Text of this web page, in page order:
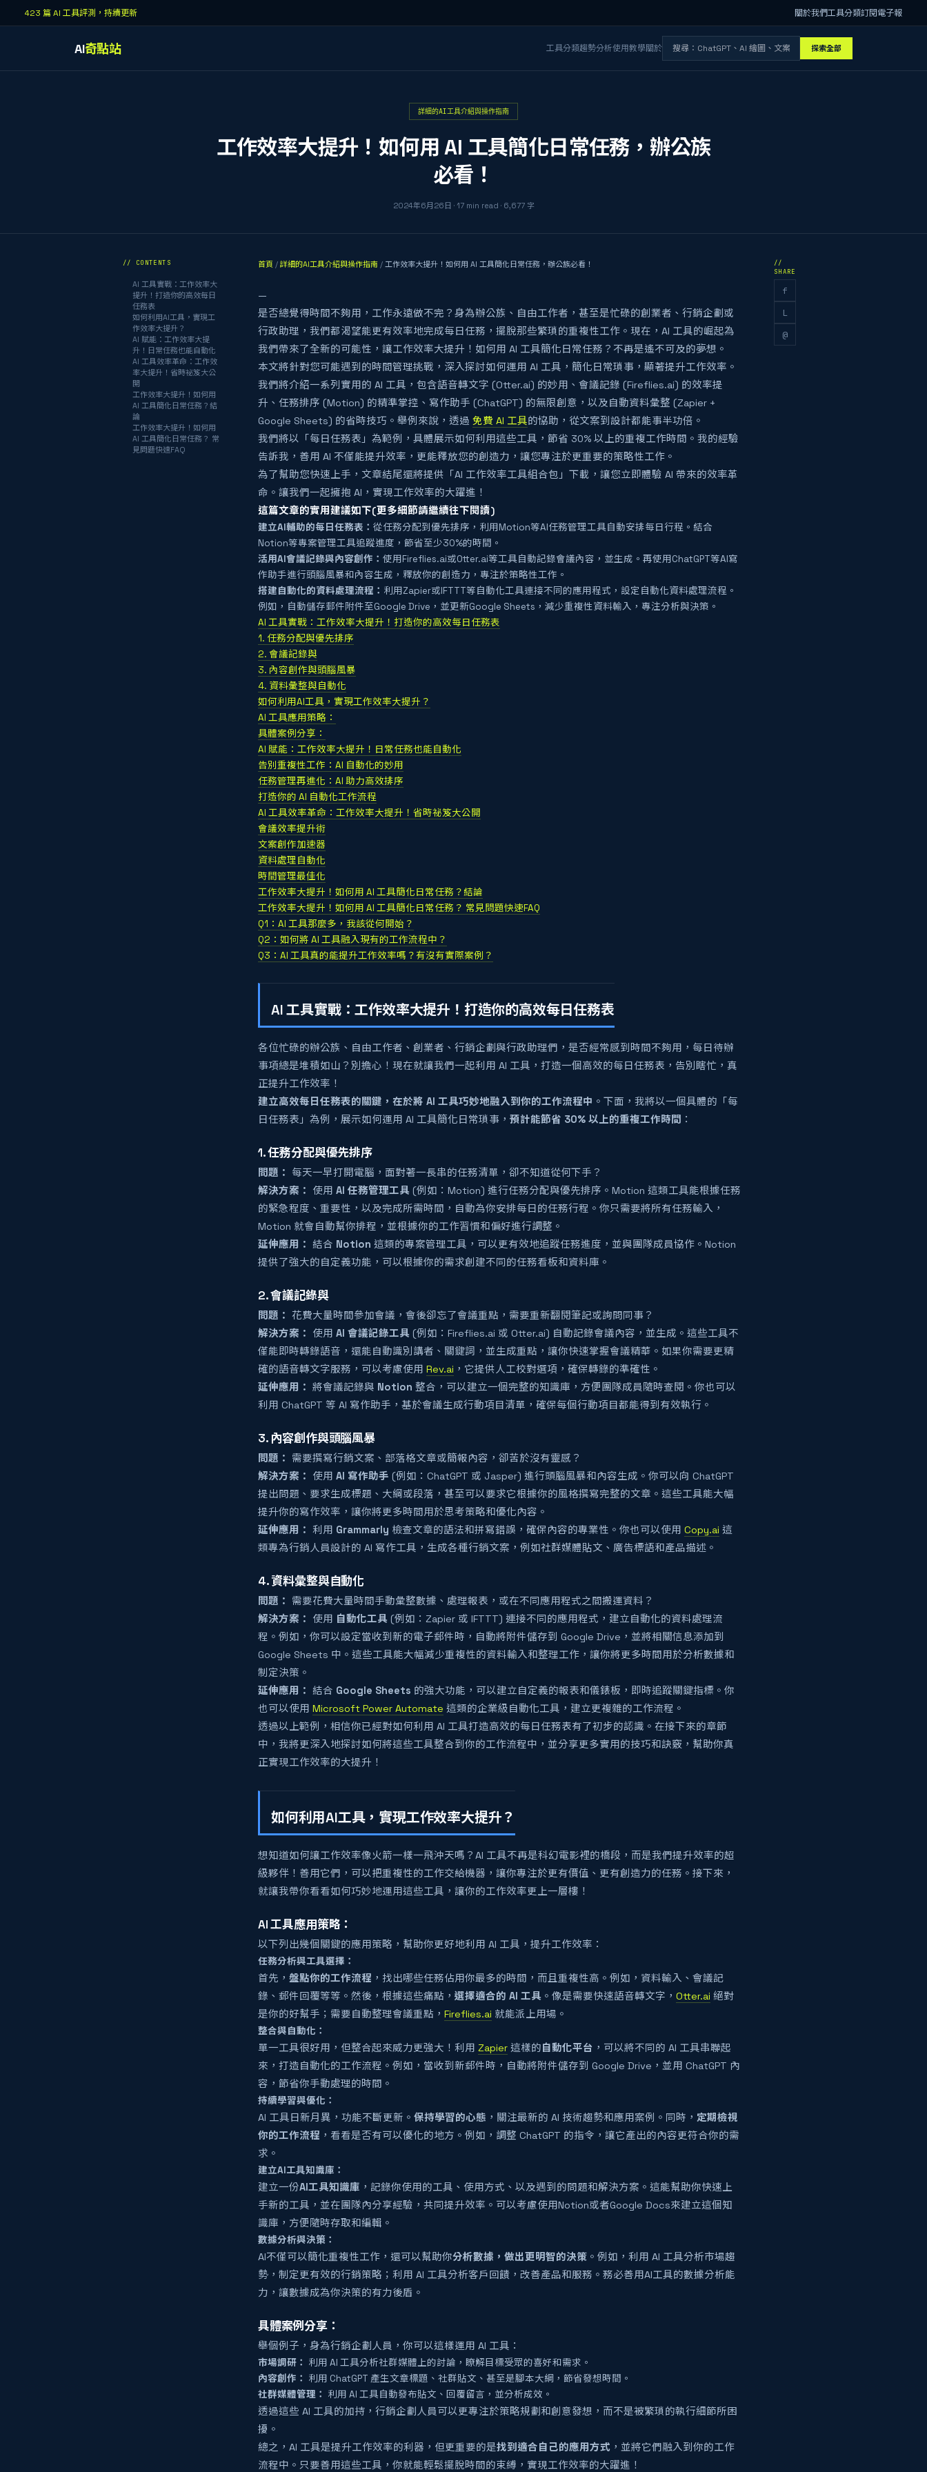
423 篇 AI 工具評測，持續更新 關於我們工具分類訂閱電子報
AI奇點站 工具分類趨勢分析使用教學關於 探索全部
詳細的AI工具介紹與操作指南
工作效率大提升！如何用 AI 工具簡化日常任務，辦公族
必看！
2024年6月26日 · 17min read · 6,677字
// CONTENTS
AI 工具實戰：工作效率大
提升！打造你的高效每日
任務表
如何利用AI工具，實現工
作效率大提升？
AI 賦能：工作效率大提
升！日常任務也能自動化
AI 工具效率革命：工作效
率大提升！省時祕笈大公
開
工作效率大提升！如何用
AI 工具簡化日常任務？結
論
工作效率大提升！如何用
AI 工具簡化日常任務？ 常
見問題快速FAQ
首頁 / 詳細的AI工具介紹與操作指南 / 工作效率大提升！如何用 AI 工具簡化日常任務，辦公族必看！
—
是否總覺得時間不夠用，工作永遠做不完？身為辦公族、自由工作者，甚至是忙碌的創業者、行銷企劃或
行政助理，我們都渴望能更有效率地完成每日任務，擺脫那些繁瑣的重複性工作。現在，AI 工具的崛起為
我們帶來了全新的可能性，讓工作效率大提升！如何用 AI 工具簡化日常任務？不再是遙不可及的夢想。
本文將針對您可能遇到的時間管理挑戰，深入探討如何運用 AI 工具，簡化日常瑣事，顯著提升工作效率。
我們將介紹一系列實用的 AI 工具，包含語音轉文字 (Otter.ai) 的妙用、會議記錄 (Fireflies.ai) 的效率提
升、任務排序 (Motion) 的精準掌控、寫作助手 (ChatGPT) 的無限創意，以及自動資料彙整 (Zapier +
Google Sheets) 的省時技巧。舉例來說，透過 免費 AI 工具的協助，從文案到設計都能事半功倍。
我們將以「每日任務表」為範例，具體展示如何利用這些工具，節省 30% 以上的重複工作時間。我的經驗
告訴我，善用 AI 不僅能提升效率，更能釋放您的創造力，讓您專注於更重要的策略性工作。
為了幫助您快速上手，文章結尾還將提供「AI 工作效率工具組合包」下載，讓您立即體驗 AI 帶來的效率革
命。讓我們一起擁抱 AI，實現工作效率的大躍進！
這篇文章的實用建議如下(更多細節請繼續往下閱讀)
建立AI輔助的每日任務表： 從任務分配到優先排序，利用Motion等AI任務管理工具自動安排每日行程。結合
Notion等專案管理工具追蹤進度，節省至少30%的時間。
活用AI會議記錄與內容創作： 使用Fireflies.ai或Otter.ai等工具自動記錄會議內容，並生成。再使用ChatGPT等AI寫
作助手進行頭腦風暴和內容生成，釋放你的創造力，專注於策略性工作。
搭建自動化的資料處理流程： 利用Zapier或IFTTT等自動化工具連接不同的應用程式，設定自動化資料處理流程。
例如，自動儲存郵件附件至Google Drive，並更新Google Sheets，減少重複性資料輸入，專注分析與決策。
AI 工具實戰：工作效率大提升！打造你的高效每日任務表
1. 任務分配與優先排序
2. 會議記錄與
3. 內容創作與頭腦風暴
4. 資料彙整與自動化
如何利用AI工具，實現工作效率大提升？
AI 工具應用策略：
具體案例分享：
AI 賦能：工作效率大提升！日常任務也能自動化
告別重複性工作：AI 自動化的妙用
任務管理再進化：AI 助力高效排序
打造你的 AI 自動化工作流程
AI 工具效率革命：工作效率大提升！省時祕笈大公開
會議效率提升術
文案創作加速器
資料處理自動化
時間管理最佳化
工作效率大提升！如何用 AI 工具簡化日常任務？結論
工作效率大提升！如何用 AI 工具簡化日常任務？ 常見問題快速FAQ
Q1：AI 工具那麼多，我該從何開始？
Q2：如何將 AI 工具融入現有的工作流程中？
Q3：AI 工具真的能提升工作效率嗎？有沒有實際案例？
AI 工具實戰：工作效率大提升！打造你的高效每日任務表
各位忙碌的辦公族、自由工作者、創業者、行銷企劃與行政助理們，是否經常感到時間不夠用，每日待辦
事項總是堆積如山？別擔心！現在就讓我們一起利用 AI 工具，打造一個高效的每日任務表，告別瞎忙，真
正提升工作效率！
建立高效每日任務表的關鍵，在於將 AI 工具巧妙地融入到你的工作流程中 。下面，我將以一個具體的「每
日任務表」為例，展示如何運用 AI 工具簡化日常瑣事， 預計能節省 30% 以上的重複工作時間 ：
1. 任務分配與優先排序
問題：
每天一早打開電腦，面對著一長串的任務清單，卻不知道從何下手？
解決方案：
使用 AI 任務管理工具 (例如：Motion) 進行任務分配與優先排序。Motion 這類工具能根據任務
的緊急程度、重要性，以及完成所需時間，自動為你安排每日的任務行程。你只需要將所有任務輸入，
Motion 就會自動幫你排程，並根據你的工作習慣和偏好進行調整。
延伸應用： 結合 Notion 這類的專案管理工具，可以更有效地追蹤任務進度，並與團隊成員協作。Notion
提供了強大的自定義功能，可以根據你的需求創建不同的任務看板和資料庫。
2. 會議記錄與
問題： 花費大量時間參加會議，會後卻忘了會議重點，需要重新翻閱筆記或詢問同事？
解決方案：
使用 AI 會議記錄工具 (例如：Fireflies.ai 或 Otter.ai) 自動記錄會議內容，並生成。這些工具不
僅能即時轉錄語音，還能自動識別講者、關鍵詞，並生成重點，讓你快速掌握會議精華。如果你需要更精
確的語音轉文字服務，可以考慮使用 Rev.ai ，它提供人工校對選項，確保轉錄的準確性。
延伸應用： 將會議記錄與 Notion 整合，可以建立一個完整的知識庫，方便團隊成員隨時查閱。你也可以
利用 ChatGPT 等 AI 寫作助手，基於會議生成行動項目清單，確保每個行動項目都能得到有效執行。
3. 內容創作與頭腦風暴
問題：
需要撰寫行銷文案、部落格文章或簡報內容，卻苦於沒有靈感？
解決方案：
使用 AI 寫作助手 (例如：ChatGPT 或 Jasper) 進行頭腦風暴和內容生成。你可以向 ChatGPT
提出問題、要求生成標題、大綱或段落，甚至可以要求它根據你的風格撰寫完整的文章。這些工具能大幅
提升你的寫作效率，讓你將更多時間用於思考策略和優化內容。
延伸應用： 利用 Grammarly 檢查文章的語法和拼寫錯誤，確保內容的專業性。你也可以使用 Copy.ai 這
類專為行銷人員設計的 AI 寫作工具，生成各種行銷文案，例如社群媒體貼文、廣告標語和產品描述。
4. 資料彙整與自動化
問題：
需要花費大量時間手動彙整數據、處理報表，或在不同應用程式之間搬運資料？
解決方案：
使用 自動化工具 (例如：Zapier 或 IFTTT) 連接不同的應用程式，建立自動化的資料處理流
程。例如，你可以設定當收到新的電子郵件時，自動將附件儲存到 Google Drive，並將相關信息添加到
Google Sheets 中。這些工具能大幅減少重複性的資料輸入和整理工作，讓你將更多時間用於分析數據和
制定決策。
延伸應用： 結合 Google Sheets 的強大功能，可以建立自定義的報表和儀錶板，即時追蹤關鍵指標。你
也可以使用 Microsoft Power Automate 這類的企業級自動化工具，建立更複雜的工作流程。
透過以上範例，相信你已經對如何利用 AI 工具打造高效的每日任務表有了初步的認識。在接下來的章節
中，我將更深入地探討如何將這些工具整合到你的工作流程中，並分享更多實用的技巧和訣竅，幫助你真
正實現工作效率的大提升！
如何利用AI工具，實現工作效率大提升？
想知道如何讓工作效率像火箭一樣一飛沖天嗎？AI 工具不再是科幻電影裡的橋段，而是我們提升效率的超
級夥伴！善用它們，可以把重複性的工作交給機器，讓你專注於更有價值、更有創造力的任務。接下來，
就讓我帶你看看如何巧妙地運用這些工具，讓你的工作效率更上一層樓！
AI 工具應用策略：
以下列出幾個關鍵的應用策略，幫助你更好地利用 AI 工具，提升工作效率：
任務分析與工具選擇：
首先， 盤點你的工作流程 ，找出哪些任務佔用你最多的時間，而且重複性高。例如，資料輸入、會議記
錄、郵件回覆等等。然後，根據這些痛點， 選擇適合的 AI 工具 。像是需要快速語音轉文字， Otter.ai 絕對
是你的好幫手；需要自動整理會議重點， Fireflies.ai 就能派上用場。
整合與自動化：
單一工具很好用，但整合起來威力更強大！利用 Zapier 這樣的自動化平台 ，可以將不同的 AI 工具串聯起
來，打造自動化的工作流程。例如，當收到新郵件時，自動將附件儲存到 Google Drive，並用 ChatGPT 內
容，節省你手動處理的時間。
持續學習與優化：
AI 工具日新月異，功能不斷更新。 保持學習的心態 ，關注最新的 AI 技術趨勢和應用案例。同時， 定期檢視
你的工作流程 ，看看是否有可以優化的地方。例如，調整 ChatGPT 的指令，讓它產出的內容更符合你的需
求。
建立AI工具知識庫：
建立一份AI工具知識庫 ，記錄你使用的工具、使用方式、以及遇到的問題和解決方案。這能幫助你快速上
手新的工具，並在團隊內分享經驗，共同提升效率。可以考慮使用Notion或者Google Docs來建立這個知
識庫，方便隨時存取和編輯。
數據分析與決策：
AI不僅可以簡化重複性工作，還可以幫助你分析數據，做出更明智的決策 。例如，利用 AI 工具分析市場趨
勢，制定更有效的行銷策略；利用 AI 工具分析客戶回饋，改善產品和服務。務必善用AI工具的數據分析能
力，讓數據成為你決策的有力後盾。
具體案例分享：
舉個例子，身為行銷企劃人員，你可以這樣運用 AI 工具：
市場調研： 利用 AI 工具分析社群媒體上的討論，瞭解目標受眾的喜好和需求。
內容創作： 利用 ChatGPT 產生文章標題、社群貼文、甚至是腳本大綱，節省發想時間。
社群媒體管理： 利用 AI 工具自動發布貼文、回覆留言，並分析成效。
透過這些 AI 工具的加持，行銷企劃人員可以更專注於策略規劃和創意發想，而不是被繁瑣的執行細節所困
擾。
總之，AI 工具是提升工作效率的利器，但更重要的是找到適合自己的應用方式 ，並將它們融入到你的工作
流程中。只要善用這些工具，你就能輕鬆擺脫時間的束縛，實現工作效率的大躍進！
//
SHARE
f
L
@